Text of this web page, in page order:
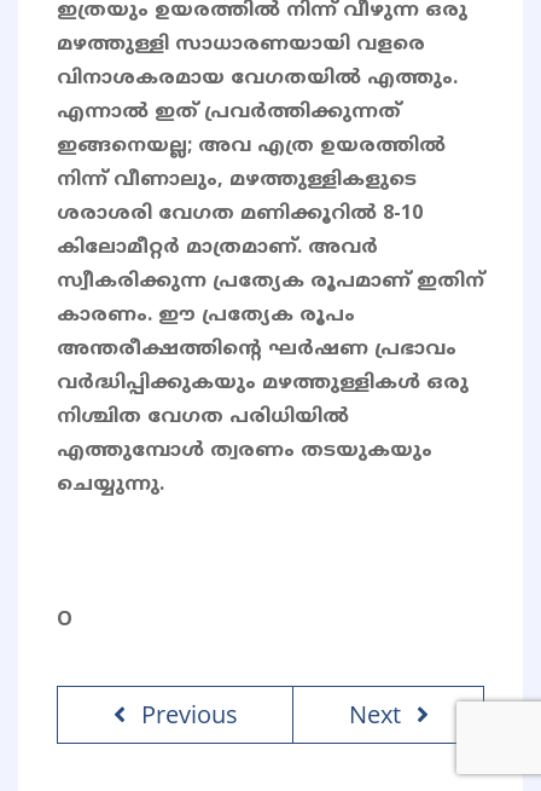
ഇത്രയും ഉയരത്തിൽ നിന്ന് വീഴുന്ന ഒരു
മഴത്തുള്ളി സാധാരണയായി വളരെ
വിനാശകരമായ വേഗതയിൽ എത്തും.
എന്നാൽ ഇത് പ്രവർത്തിക്കുന്നത്
ഇങ്ങനെയല്ല; അവ എത്ര ഉയരത്തിൽ
നിന്ന് വീണാലും, മഴത്തുള്ളികളുടെ
ശരാശരി വേഗത മണിക്കൂറിൽ 8-10
കിലോമീറ്റർ മാത്രമാണ്. അവർ
സ്വീകരിക്കുന്ന പ്രത്യേക രൂപമാണ് ഇതിന്
കാരണം. ഈ പ്രത്യേക രൂപം
അന്തരീക്ഷത്തിന്റെ ഘർഷണ പ്രഭാവം
വർദ്ധിപ്പിക്കുകയും മഴത്തുള്ളികൾ ഒരു
നിശ്ചിത വേഗത പരിധിയിൽ
എത്തുമ്പോൾ ത്വരണം തടയുകയും
ചെയ്യുന്നു.
O
Previous Next